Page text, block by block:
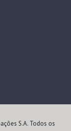
S.A. Todos os